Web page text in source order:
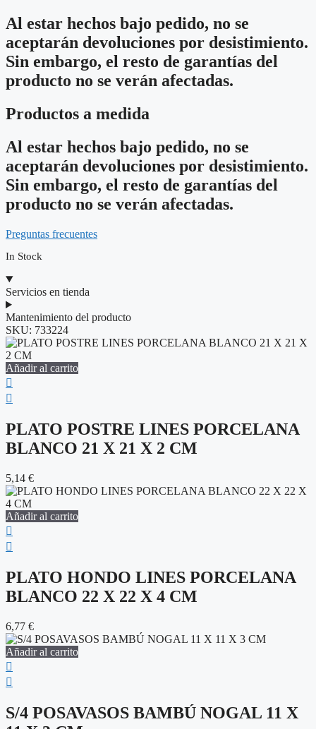
Al estar hechos bajo pedido, no se
aceptarán devoluciones por desistimiento.
Sin embargo, el resto de garantías del
producto no se verán afectadas.
Productos a medida
Al estar hechos bajo pedido, no se
aceptarán devoluciones por desistimiento.
Sin embargo, el resto de garantías del
producto no se verán afectadas.
Preguntas frecuentes
In Stock
Servicios en tienda
Mantenimiento del producto
SKU: 733224
Añadir al carrito
PLATO POSTRE LINES PORCELANA
BLANCO 21 X 21 X 2 CM
5,14 €
Añadir al carrito
PLATO HONDO LINES PORCELANA
BLANCO 22 X 22 X 4 CM
6,77 €
Añadir al carrito
S/4 POSAVASOS BAMBÚ NOGAL 11 X